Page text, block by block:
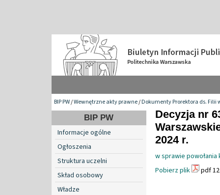
BIP PW/Wewnętrzne akty prawne/Dokumenty Prorektora ds. Filii
BIP PW
Informacje ogólne
Ogłoszenia
Struktura uczelni
Skład osobowy
Władze
Decyzja nr
2024 r.
w sprawie
Pobierz plik
pdf